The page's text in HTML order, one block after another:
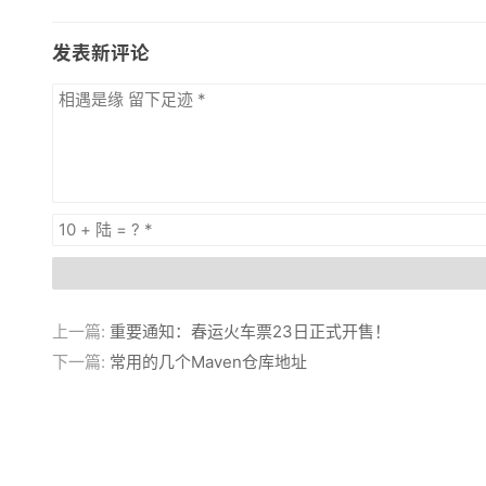
发表新评论
上一篇: 重要通知：春运火车票23日正式开售！
下一篇: 常用的几个Maven仓库地址